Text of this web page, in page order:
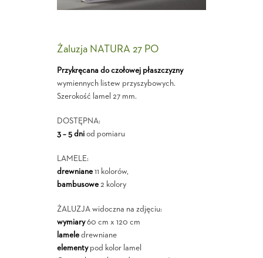
Żaluzja NATURA 27 PO
Przykręcana do czołowej płaszczyzny
wymiennych listew przyszybowych.
Szerokość lamel 27 mm.
DOSTĘPNA:
3 – 5 dniod pomiaru
LAMELE:
drewniane11 kolorów,
bambusowe2 kolory
ŻALUZJA widoczna na zdjęciu:
wymiary60 cm x 120 cm
lameledrewniane
elementypod kolor lamel